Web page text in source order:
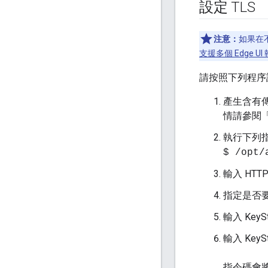
設定 TLS
注意： 如果在
支援多個 Edge UI
請按照下列程
產生含有
情請參閱
執行下列
$ /opt/
輸入
指定是否
輸入
輸入